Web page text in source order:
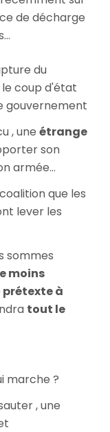
de décharge
du
coup d'état
gouvernement
, une étrange
son
armée...
que les
lever les
sommes
moins
prétexte à
tout le
marche ?
, une